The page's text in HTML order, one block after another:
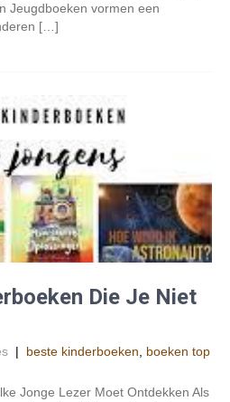
Jeugdboeken vormen een
[…]
Die Je Niet
| beste kinderboeken
boeken top
Jonge Lezer Moet Ontdekken Als